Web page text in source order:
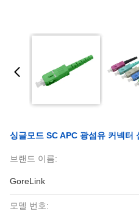
싱글모드 SC APC 광섬유 커넥터
브랜드 이름:
GoreLink
모델 번호: